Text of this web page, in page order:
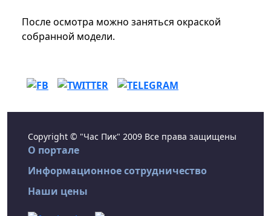
После осмотра можно заняться окраской
собранной модели.
Copyright © "Час Пик" 2009 Все права защищены
О портале
Информационное сотрудничество
Наши цены